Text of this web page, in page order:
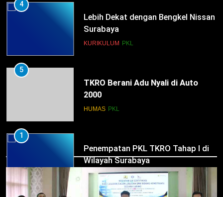
4
Lebih Dekat dengan Bengkel Nissan
Surabaya
KURIKULUM PKL
5
TKRO Berani Adu Nyali di Auto
2000
HUMAS PKL
1
Penempatan PKL TKRO Tahap I di
Wilayah Surabaya
NEWS PKL
HUMAS